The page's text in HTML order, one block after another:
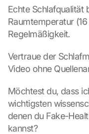
Echte Schlafqualität
Raumtemperatur
Regelmäßigkeit.
Vertraue der
Video ohne
Möchtest du, dass
wichtigsten
denen du Fake-
kannst?
a
w
i
e
r
a
n